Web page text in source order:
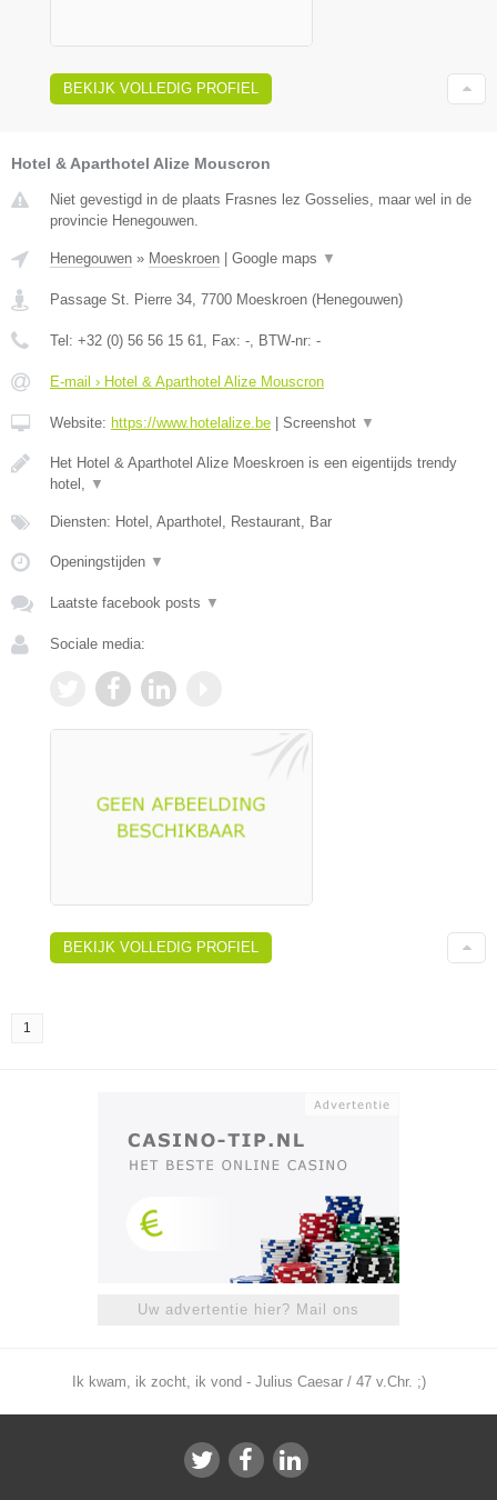
BEKIJK VOLLEDIG PROFIEL
Hotel & Aparthotel Alize Mouscron
Niet gevestigd in de plaats Frasnes lez Gosselies, maar wel in de
provincie Henegouwen.
Henegouwen » Moeskroen Google maps ▼
Passage St. Pierre 34, 7700 Moeskroen (Henegouwen)
Tel: +32 (0) 56 56 15 61, Fax: -, BTW-nr: -
E-mail › Hotel & Aparthotel Alize Mouscron
Website: https://www.hotelalize.be Screenshot ▼
Het Hotel & Aparthotel Alize Moeskroen is een eigentijds trendy
hotel, ▼
Diensten: Hotel, Aparthotel, Restaurant, Bar
Openingstijden ▼
Laatste facebook posts ▼
Sociale media:
BEKIJK VOLLEDIG PROFIEL
1
Uw advertentie hier? Mail ons
Ik kwam, ik zocht, ik vond - Julius Caesar / 47 v.Chr. ;)